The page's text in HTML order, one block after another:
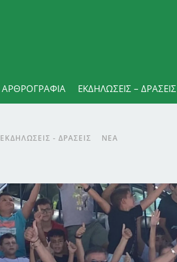
ΑΡΘΡΟΓΡΑΦΊΑ ΕΚΔΗΛΏΣΕΙΣ – ΔΡΆΣΕΙΣ
ΕΚΔΗΛΏΣΕΙΣ - ΔΡΆΣΕΙΣ
ΝΈΑ